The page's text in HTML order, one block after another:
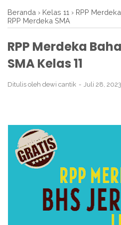
Beranda › Kelas 11 › RPP Merdeka
RPP Merdeka SMA
RPP Merdeka
SMA Kelas 11
Ditulis oleh dewi cantik Juli 28, 2023